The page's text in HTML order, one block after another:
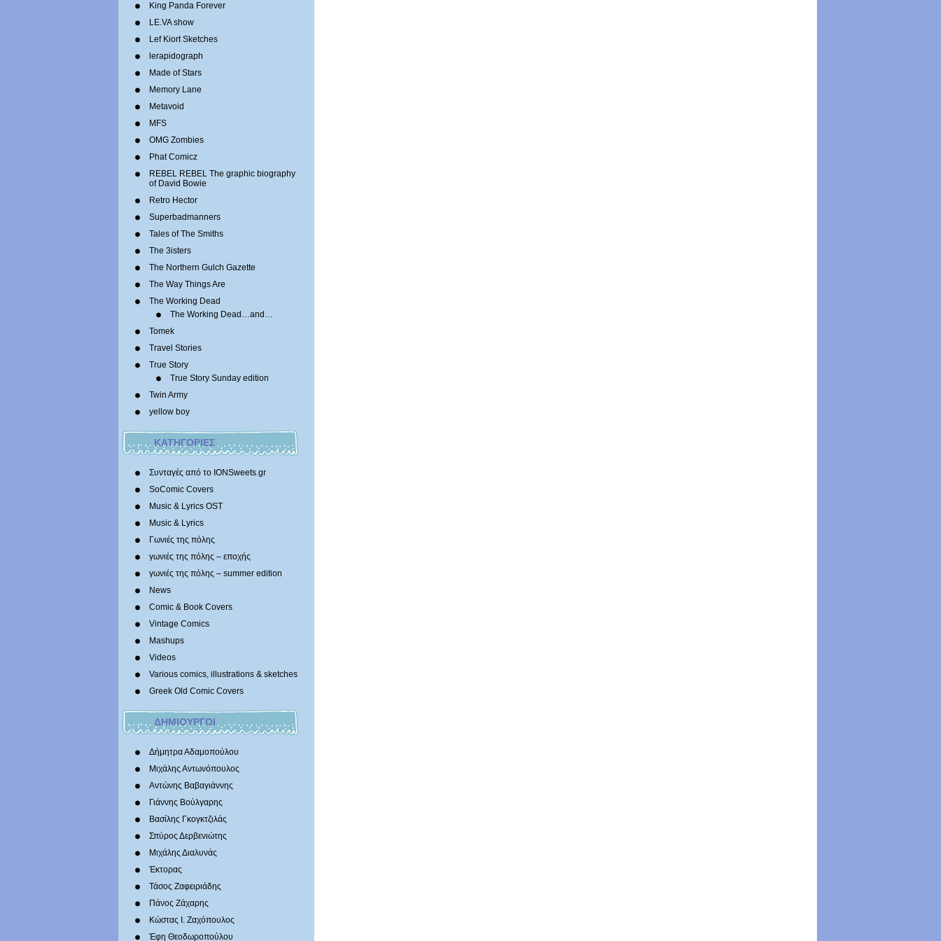
King Panda Forever
LE.VA show
Lef Kiort Sketches
lerapidograph
Made of Stars
Memory Lane
Metavoid
MFS
OMG Zombies
Phat Comicz
REBEL REBEL The graphic biography
of David Bowie
Retro Hector
Superbadmanners
Tales of The Smiths
The 3isters
The Northern Gulch Gazette
The Way Things Are
The Working Dead
The Working Dead…and…
Tomek
Travel Stories
True Story
True Story Sunday edition
Twin Army
yellow boy
ΚΑΤΗΓΟΡΙΕΣ
Συνταγές από το IONSweets.gr
SoComic Covers
Music & Lyrics OST
Music & Lyrics
Γωνιές της πόλης
γωνιές της πόλης – εποχής
γωνιές της πόλης – summer edition
News
Comic & Book Covers
Vintage Comics
Mashups
Videos
Various comics, illustrations & sketches
Greek Old Comic Covers
ΔΗΜΙΟΥΡΓΟΙ
Δήμητρα Αδαμοπούλου
Μιχάλης Αντωνόπουλος
Αντώνης Βαβαγιάννης
Γιάννης Βούλγαρης
Βασίλης Γκογκτζιλάς
Σπύρος Δερβενιώτης
Mιχάλης Διαλυνάς
Έκτορας
Τάσος Ζαφειριάδης
Πάνος Ζάχαρης
Κώστας Ι. Ζαχόπουλoς
Έφη Θεοδωροπούλου